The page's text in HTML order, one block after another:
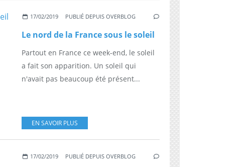
17/02/2019 PUBLIÉ DEPUIS OVERBLOG
Le nord de la France sous le soleil
Partout en France ce week-end, le soleil
a fait son apparition. Un soleil qui
n'avait pas beaucoup été présent...
EN SAVOIR PLUS
17/02/2019 PUBLIÉ DEPUIS OVERBLOG